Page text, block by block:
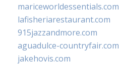
mariceworldessentials.com
lafisheriarestaurant.com
915jazzandmore.com
aguadulce-countryfair.com
jakehovis.com